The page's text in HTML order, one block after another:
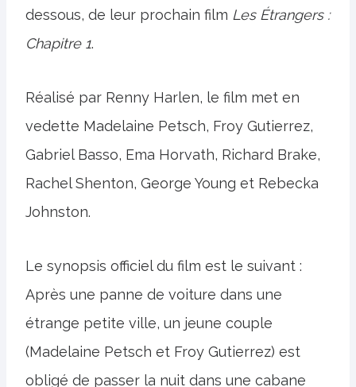
dessous, de leur prochain film Les Étrangers :
Chapitre 1.
Réalisé par Renny Harlen, le film met en
vedette Madelaine Petsch, Froy Gutierrez,
Gabriel Basso, Ema Horvath, Richard Brake,
Rachel Shenton, George Young et Rebecka
Johnston.
Le synopsis officiel du film est le suivant :
Après une panne de voiture dans une
étrange petite ville, un jeune couple
(Madelaine Petsch et Froy Gutierrez) est
obligé de passer la nuit dans une cabane